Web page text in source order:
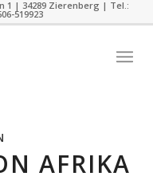
1 | 34289 Zierenberg | Tel.:
519923
AFRIKA